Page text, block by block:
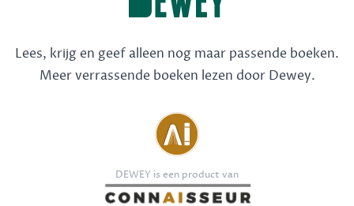
Lees, krijg en geef alleen nog maar passende boeken.
Meer verrassende boeken lezen door Dewey.
DEWEY is een product van